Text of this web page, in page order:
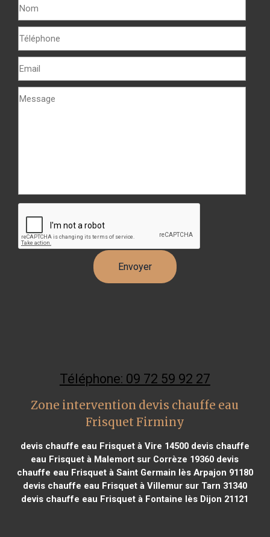
Téléphone: 09 72 59 92 27
Zone intervention devis chauffe eau
Frisquet Firminy
devis chauffe eau Frisquet à Vire 14500devis chauffe
eau Frisquet à Malemort sur Corrèze 19360 devis
chauffe eau Frisquet à Saint Germain lès Arpajon 91180
devis chauffe eau Frisquet à Villemur sur Tarn 31340
devis chauffe eau Frisquet à Fontaine lès Dijon 21121